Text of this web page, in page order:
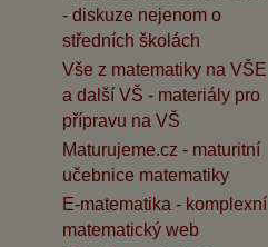
- diskuze nejenom o
středních školách
Vše z matematiky na VŠE
a další VŠ - materiály pro
přípravu na VŠ
Maturujeme.cz - maturitní
učebnice matematiky
E-matematika - komplexní
matematický web